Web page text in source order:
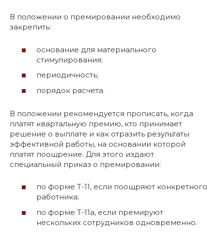
В положении о премировании необходимо
закрепить:
основание для материального
стимулирования;
периодичность;
порядок расчета.
В положении рекомендуется прописать, когда
платят квартальную премию, кто принимает
решение о выплате и как отразить результаты
эффективной работы, на основании которой
платят поощрение. Для этого издают
специальный приказ о премировании:
по форме Т-11, если поощряют конкретного
работника;
по форме Т-11а, если премируют
нескольких сотрудников одновременно.